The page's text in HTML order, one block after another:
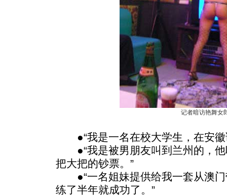
记者暗访艳舞女
●“我是一名在校大学生，在安徽
●“我是被男朋友叫到兰州的，他
把大把的钞票。”
●“一名姐妹提供给我一套从澳门
练了半年就成功了。”